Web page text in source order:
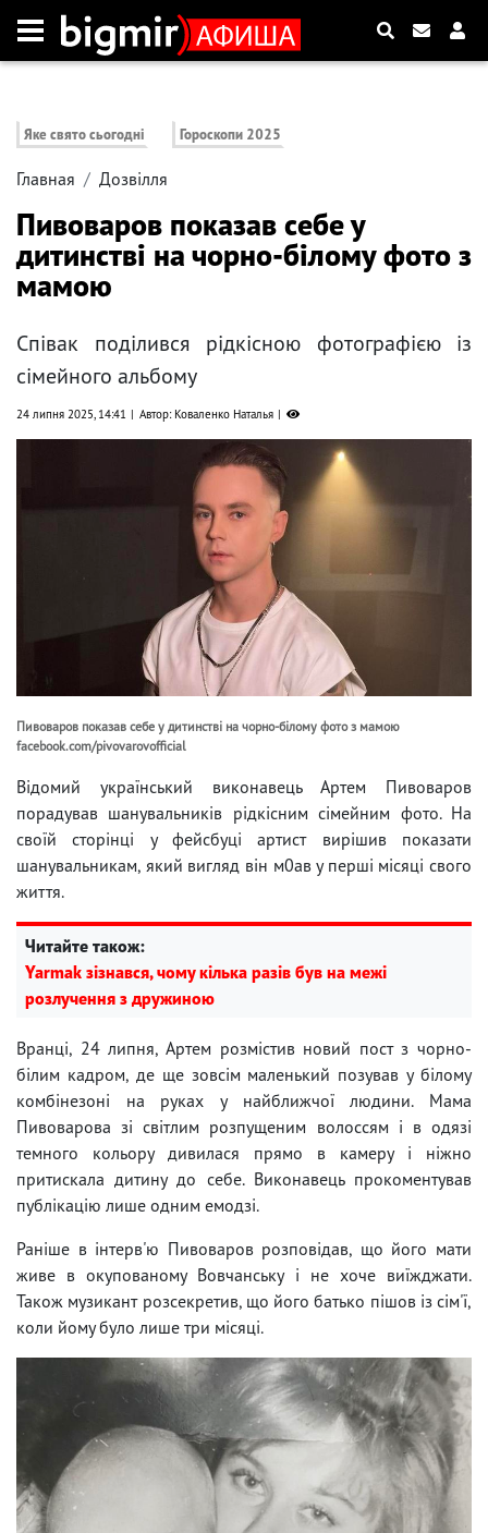
Яке свято сьогодні Гороскопи 2025
Главная Дозвілля
Пивоваров показав себе у
дитинстві на чорно-білому фото з
мамою
Співак поділився рідкісною фотографією із
сімейного альбому
24 липня 2025, 14:41 Автор: Коваленко Наталья
Пивоваров показав себе у дитинстві на чорно-білому фото з мамою
facebook.com/pivovarovofficial
Відомий український виконавець Артем Пивоваров
порадував шанувальників рідкісним сімейним фото. На
своїй сторінці у фейсбуці артист вирішив показати
шанувальникам, який вигляд він м0ав у перші місяці свого
життя.
Читайте також:
Yarmak зізнався, чому кілька разів був на межі
розлучення з дружиною
Вранці, 24 липня, Артем розмістив новий пост з чорно-
білим кадром, де ще зовсім маленький позував у білому
комбінезоні на руках у найближчої людини. Мама
Пивоварова зі світлим розпущеним волоссям і в одязі
темного кольору дивилася прямо в камеру і ніжно
притискала дитину до себе. Виконавець прокоментував
публікацію лише одним емодзі.
Раніше в інтерв'ю Пивоваров розповідав, що його мати
живе в окупованому Вовчанську і не хоче виїжджати.
Також музикант розсекретив, що його батько пішов із сім'ї,
коли йому було лише три місяці.